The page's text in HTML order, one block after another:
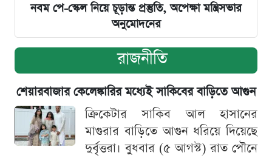
নবম পে-স্কেল নিয়ে চূড়ান্ত প্রস্তুতি, অপেক্ষা মন্ত্রিসভার
অনুমোদনের
রাজনীতি
শেয়ারবাজার কেলেঙ্কারির মধ্যেই সাকিবের বাড়িতে আগুন
ক্রিকেটার সাকিব আল হাসানের
মাগুরার বাড়িতে আগুন ধরিয়ে দিয়েছে
দুর্বৃত্তরা। বুধবার (৫ আগস্ট) রাত পৌনে